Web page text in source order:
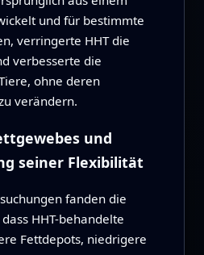
und für bestimmte
verringerte HHT die
verbesserte die
ohne deren
verändern.
und
seiner Flexibilität
fanden die
HHT-behandelte
Fettdepots, niedrigere